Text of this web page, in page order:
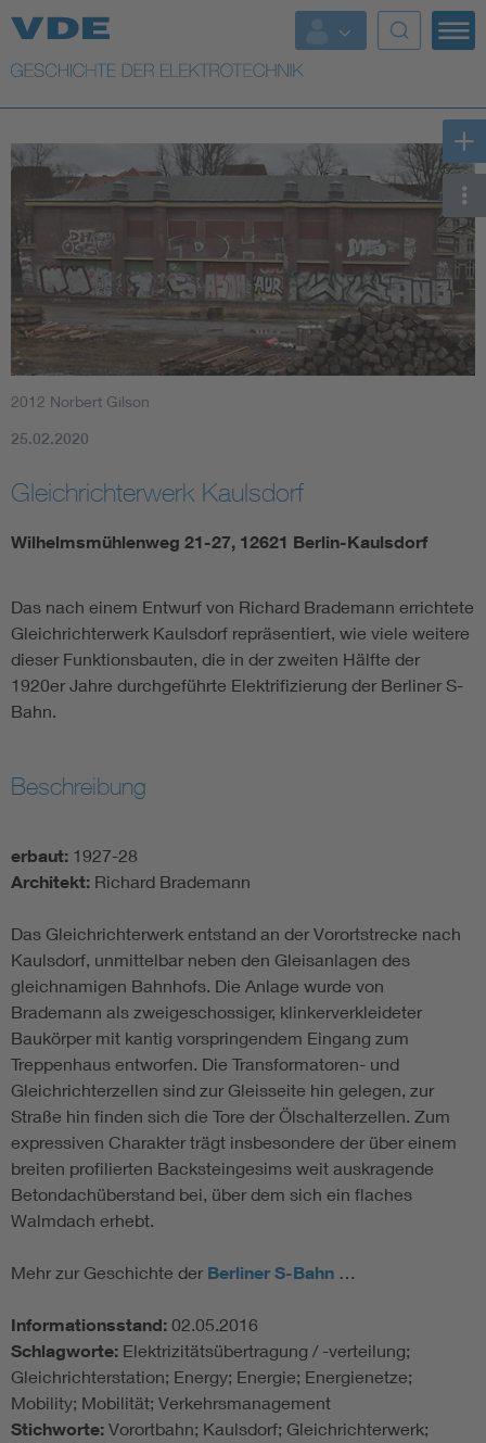
Top Themen
Weitere Themen
2012 Norbert Gilson
25.02.2020
Gleichrichterwerk Kaulsdorf
Wilhelmsmühlenweg 21-27, 12621 Berlin-Kaulsdorf
Das nach einem Entwurf von Richard Brademann errichtete
Gleichrichterwerk Kaulsdorf repräsentiert, wie viele weitere
dieser Funktionsbauten, die in der zweiten Hälfte der
1920er Jahre durchgeführte Elektrifizierung der Berliner S-
Bahn.
Beschreibung
erbaut: 1927-28
Architekt: Richard Brademann
Das Gleichrichterwerk entstand an der Vorortstrecke nach
Kaulsdorf, unmittelbar neben den Gleisanlagen des
gleichnamigen Bahnhofs. Die Anlage wurde von
Brademann als zweigeschossiger, klinkerverkleideter
Baukörper mit kantig vorspringendem Eingang zum
Treppenhaus entworfen. Die Transformatoren- und
Gleichrichterzellen sind zur Gleisseite hin gelegen, zur
Straße hin finden sich die Tore der Ölschalterzellen. Zum
expressiven Charakter trägt insbesondere der über einem
breiten profilierten Backsteingesims weit auskragende
Betondachüberstand bei, über dem sich ein flaches
Walmdach erhebt.
Mehr zur Geschichte der Berliner S-Bahn …
Informationsstand: 02.05.2016
Schlagworte: Elektrizitätsübertragung / -verteilung;
Gleichrichterstation; Energy; Energie; Energienetze;
Mobility; Mobilität; Verkehrsmanagement
Stichworte: Vorortbahn; Kaulsdorf; Gleichrichterwerk;